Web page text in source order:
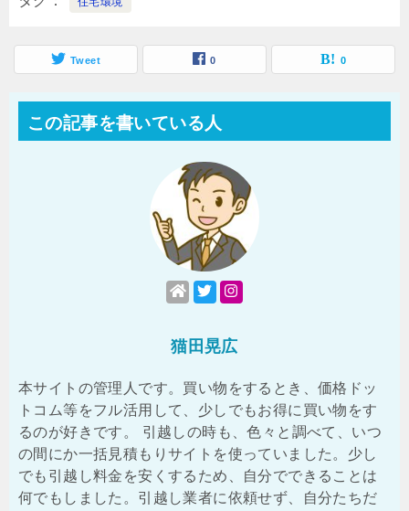
Tweet 0 0
この記事を書いている人
猫田晃広
本サイトの管理人です。買い物をするとき、価格ドッ
トコム等をフル活用して、少しでもお得に買い物をす
るのが好きです。 引越しの時も、色々と調べて、いつ
の間にか一括見積もりサイトを使っていました。少し
でも引越し料金を安くするため、自分でできることは
何でもしました。引越し業者に依頼せず、自分たちだ